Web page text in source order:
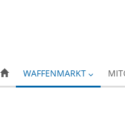
WAFFENMARKT